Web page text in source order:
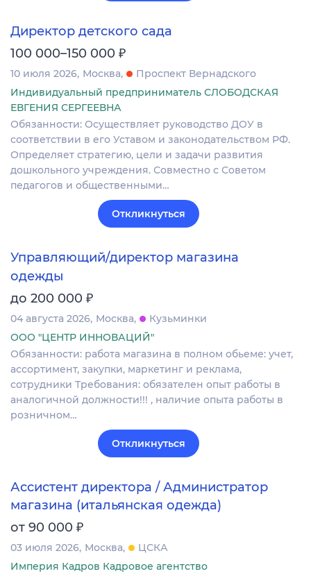
Директор детского сада
100 000–150 000 ₽
10 июля 2026 Москва
Проспект Вернадского
Индивидуальный предприниматель СЛОБОДСКАЯ
ЕВГЕНИЯ СЕРГЕЕВНА
Обязанности: Осуществляет руководство ДОУ в
соответствии в его Уставом и законодательством РФ.
Определяет стратегию, цели и задачи развития
дошкольного учреждения. Совместно с Советом
педагогов и общественными…
Откликнуться
Управляющий/директор магазина
одежды
до 200 000 ₽
04 августа 2026 Москва
Кузьминки
ООО "ЦЕНТР ИННОВАЦИЙ"
Обязанности: работа магазина в полном обьеме: учет,
ассортимент, закупки, маркетинг и реклама,
сотрудники Требования: обязателен опыт работы в
аналогичной должности!!! , наличие опыта работы в
розничном…
Откликнуться
Ассистент директора / Администратор
магазина (итальянская одежда)
от 90 000 ₽
03 июля 2026 Москва
ЦСКА
Империя Кадров Кадровое агентство